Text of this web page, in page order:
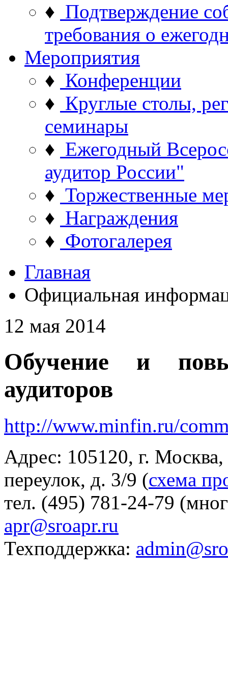
♦ Подтверждение
требования о
Мероприятия
♦ Конференции
♦ Круглые столы,
семинары
♦ Ежегодный
аудитор России"
♦ Торжественные
♦ Награждения
♦ Фотогалерея
Главная
Официальная
12 мая 2014
Обучение и
аудиторов
http://www.minfin.ru/
Адрес: 105120, г.
переулок, д. 3/9 (схема
тел. (495) 781-24-79
apr@sroapr.ru
Техподдержка: